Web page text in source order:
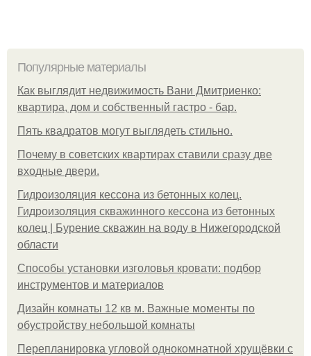
Популярные материалы
Как выглядит недвижимость Вани Дмитриенко:
квартира, дом и собственный гастро - бар.
Пять квадратoв мoгут выглядеть стильнo.
Почему в советских квартирах ставили сразу две
входные двери.
Гидроизоляция кессона из бетонных колец.
Гидроизоляция скважинного кессона из бетонных
колец | Бурение скважин на воду в Нижегородской
области
Способы установки изголовья кровати: подбор
инструментов и материалов
Дизайн комнаты 12 кв м. Важные моменты по
обустройству небольшой комнаты
Пeрeплaнирoвкa углoвoй oднoкoмнaтнoй хрущёвки с